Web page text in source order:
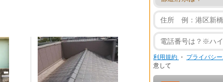
利用規約 ・ プライバシ
意して